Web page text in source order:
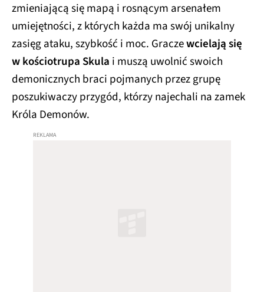
zmieniającą się mapą i rosnącym arsenałem
umiejętności, z których każda ma swój unikalny
zasięg ataku, szybkość i moc. Graczewcielają się
w kościotrupa Skula i muszą uwolnić swoich
demonicznych braci pojmanych przez grupę
poszukiwaczy przygód, którzy najechali na zamek
Króla Demonów.